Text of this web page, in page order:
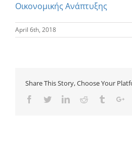
Οικονομικής Ανάπτυξης
April 6th, 2018
Share This Story, Choose Your
Facebook
TwitterLinkedinReddit Tumblr